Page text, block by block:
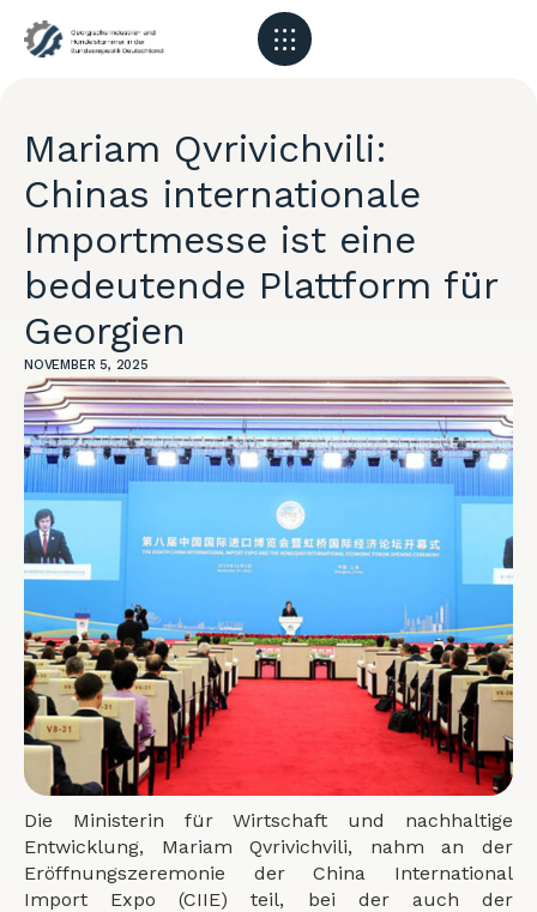
Mariam Qvrivichvili:
Chinas internationale
Importmesse ist eine
bedeutende Plattform für
Georgien
NOVEMBER 5, 2025
Die Ministerin für Wirtschaft und nachhaltige
Entwicklung, Mariam Qvrivichvili, nahm an der
Eröffnungszeremonie der China International
Import Expo (CIIE) teil, bei der auch der